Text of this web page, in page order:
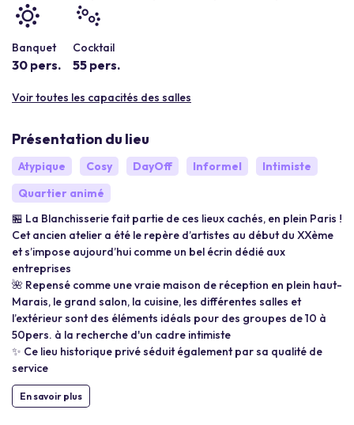
Banquet
30 pers.
Cocktail
55 pers.
Voir toutes les capacités des salles
Présentation du lieu
Atypique Cosy DayOff Informel
Intimiste
Quartier animé
🏪 La Blanchisserie fait partie de ces lieux cachés, en plein Paris !
Cet ancien atelier a été le repère d’artistes au début du XXème
et s’impose aujourd’hui comme un bel écrin dédié aux
entreprises
🌺 Repensé comme une vraie maison de réception en plein haut-
Marais, le grand salon, la cuisine, les différentes salles et
l’extérieur sont des éléments idéals pour des groupes de 10 à
50pers. à la recherche d'un cadre intimiste
✨ Ce lieu historique privé séduit également par sa qualité de
service
En savoir plus